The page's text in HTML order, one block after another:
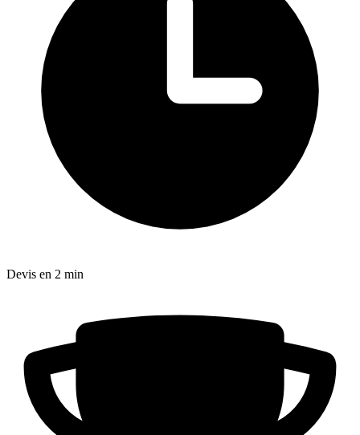
Devis en 2 min